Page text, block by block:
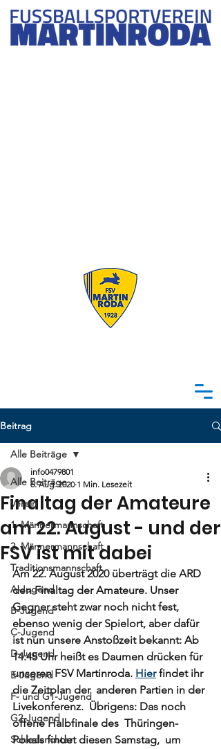
Beitrag
Alle Beiträge
Verein
1. Männermannschaft
2. Männermannschaft
Traditionsmannschaft
A-Jugend
B-Jugend
C-Jugend
D-Jugend
E-Jugend
F- und G1-Jugend
G2-Jugend
Schiedsrichter
Alle Beiträge
Finaltag der Amateure
am 22. August - und der
FSV ist mit dabei
info0479801
6. Aug. 2020 1 Min. Lesezeit
Am 22. August 2020 überträgt die ARD
den Finaltag der Amateure. Unser
Gegner steht zwar noch nicht fest,
ebenso wenig der Spielort, aber dafür
ist nun unsere Anstoßzeit bekannt: Ab
14:45 Uhr heißt es Daumen drücken für
unseren FSV Martinroda. Hier findet ihr
die Zeitplan der  anderen Partien in der
Livekonferenz.  Übrigens: Das noch
offene Halbfinale des  Thüringen-
Pokals findet diesen Samstag,  um